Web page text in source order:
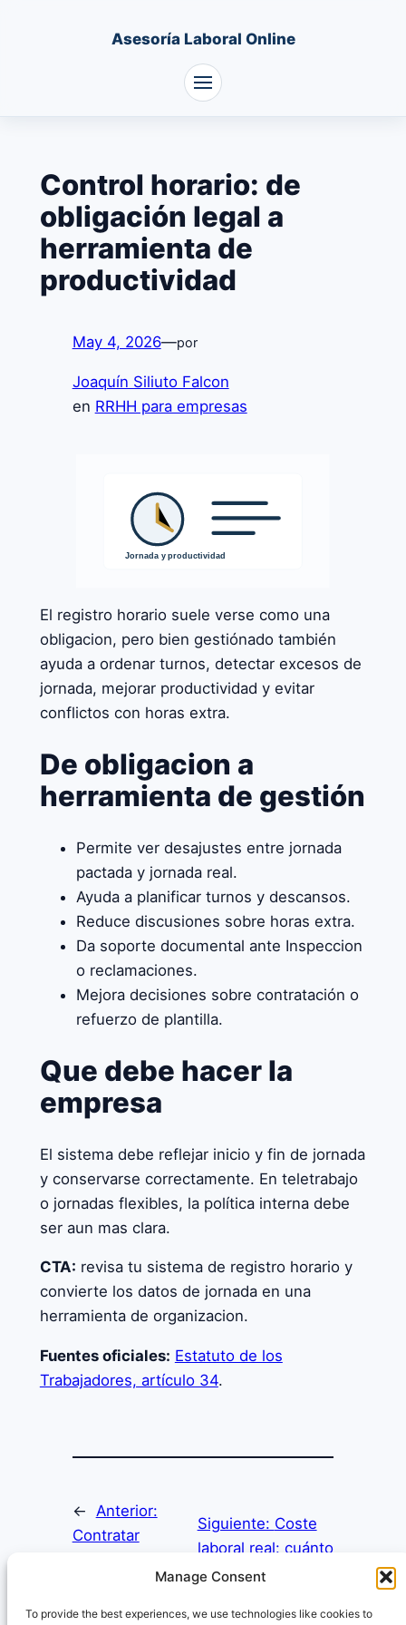
Manage Consent
To provide the best experiences, we use technologies like cookies to
contenido
Asesoría Laboral Online
Control horario: de
obligación legal a
herramienta de
productividad
May 4, 2026—por
Joaquín Siliuto Falcon
en RRHH para empresas
El registro horario suele verse como una
obligacion, pero bien gestiónado también
ayuda a ordenar turnos, detectar excesos de
jornada, mejorar productividad y evitar
conflictos con horas extra.
De obligacion a
herramienta de gestión
Permite ver desajustes entre jornada
pactada y jornada real.
Ayuda a planificar turnos y descansos.
Reduce discusiones sobre horas extra.
Da soporte documental ante Inspeccion
o reclamaciones.
Mejora decisiones sobre contratación o
refuerzo de plantilla.
Que debe hacer la
empresa
El sistema debe reflejar inicio y fin de jornada
y conservarse correctamente. En teletrabajo
o jornadas flexibles, la política interna debe
ser aun mas clara.
CTA: revisa tu sistema de registro horario y
convierte los datos de jornada en una
herramienta de organizacion.
Fuentes oficiales: Estatuto de los
Trabajadores, artículo 34.
← Anterior:
Contratar
evitar errores
antes de firmar
Siguiente: Coste
laboral real: cuánto
cuesta contratar a
empresa →